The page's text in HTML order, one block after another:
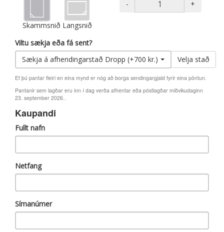
Skammsnið Langsnið
-
+
Viltu sækja eða fá sent?
Sækja á afhendingarstað Dropp (+700 kr.)
Velja stað
Ef þú pantar fleiri en eina mynd er nóg að borga sendingargjald fyrir eina pöntun.
Pantanir sem lagðar eru inn í dag verða afhentar eða póstlagðar miðvikudaginn
23. september 2026..
Kaupandi
Fullt nafn
Netfang
Símanúmer